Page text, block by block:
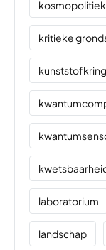
kosmopolitiek
kritieke
laboratorium
landschap